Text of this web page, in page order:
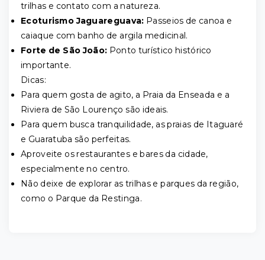
trilhas e contato com a natureza.
Ecoturismo Jaguareguava: Passeios de canoa e
caiaque com banho de argila medicinal.
Forte de São João: Ponto turístico histórico
importante.
Dicas:
Para quem gosta de agito, a Praia da Enseada e a
Riviera de São Lourenço são ideais.
Para quem busca tranquilidade, as praias de Itaguaré
e Guaratuba são perfeitas.
Aproveite os restaurantes e bares da cidade,
especialmente no centro.
Não deixe de explorar as trilhas e parques da região,
como o Parque da Restinga.